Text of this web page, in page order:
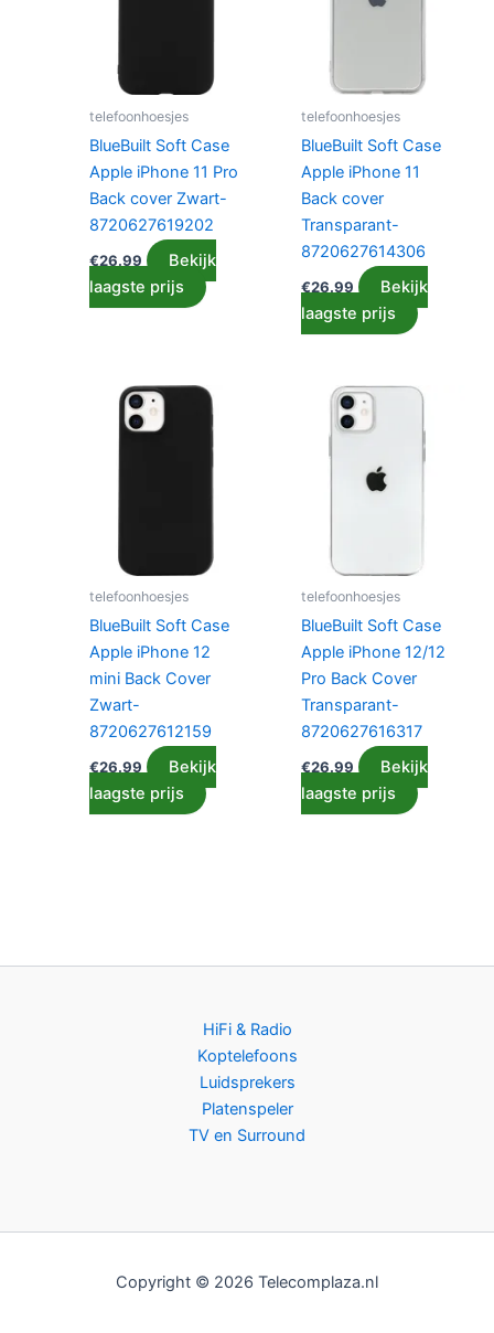
telefoonhoesjes
BlueBuilt Soft Case
Apple iPhone 11 Pro
Back cover Zwart-
8720627619202
€26.99
Bekijk
laagste prijs
telefoonhoesjes
BlueBuilt Soft Case
Apple iPhone 11
Back cover
Transparant-
8720627614306
€26.99
Bekijk
laagste prijs
telefoonhoesjes
BlueBuilt Soft Case
Apple iPhone 12
mini Back Cover
Zwart-
8720627612159
€26.99
Bekijk
laagste prijs
telefoonhoesjes
BlueBuilt Soft Case
Apple iPhone 12/12
Pro Back Cover
Transparant-
8720627616317
€26.99
Bekijk
laagste prijs
HiFi & Radio
Koptelefoons
Luidsprekers
Platenspeler
TV en Surround
Copyright © 2026 Telecomplaza.nl